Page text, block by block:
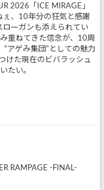
2026「ICE MIRAGE」
ぇ、10年分の狂気と感謝
ローガンも添えられてい
重ねてきた信念が、10周
アゲみ集団”としての魅力
けた現在のビバラッシュ
たい。
RAMPAGE -FINAL-